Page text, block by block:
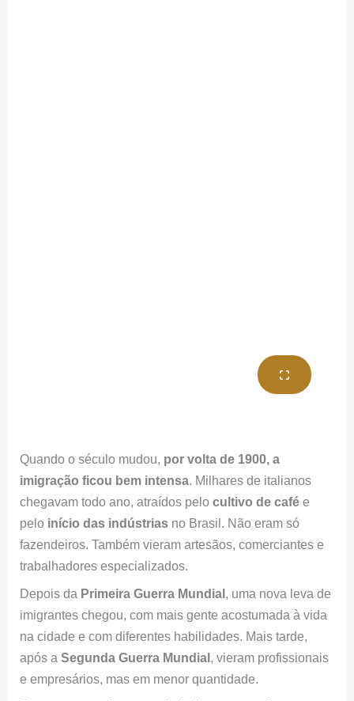
chegavam todo ano, atraídos pelocultivo de café
peloinício das indústriasno Brasil. Não eram só
fazendeiros. Também vieram artesãos, comerciantes e
trabalhadores especializados.
Depois da
Primeira Guerra Mundial
na cidade e com diferentes habilidades. Mais tarde,
após aSegunda Guerra Mundial, vieram profissionais
e empresários, mas em menor quantidade.
Em resumo,
cada grupo de italianos que chegou ao